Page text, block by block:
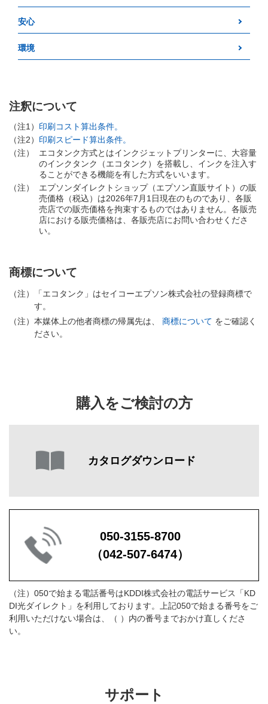
安心
環境
注釈について
（注1） 印刷コスト算出条件。
（注2） 印刷スピード算出条件。
（注）
エコタンク方式とはインクジェットプリンターに、大容量
のインクタンク（エコタンク）を搭載し、インクを注入す
ることができる機能を有した方式をいいます。
（注）
エプソンダイレクトショップ（エプソン直販サイト）の販
売価格（税込）は2026年7月1日現在のものであり、各販
売店での販売価格を拘束するものではありません。各販売
店における販売価格は、各販売店にお問い合わせくださ
い。
商標について
（注）
「エコタンク」はセイコーエプソン株式会社の登録商標で
す。
（注） 本媒体上の他者商標の帰属先は、 商標について をご確認く
ださい。
購入をご検討の方
カタログダウンロード
050-3155-8700
（042-507-6474）
（注）050で始まる電話番号はKDDI株式会社の電話サービス「KD
DI光ダイレクト」を利用しております。上記050で始まる番号をご
利用いただけない場合は、（ ）内の番号までおかけ直しくださ
い。
サポート